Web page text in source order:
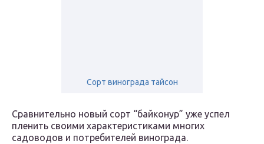
Сорт винограда тайсон
Сравнительно новый сорт “байконур” уже успел
пленить своими характеристиками многих
садоводов и потребителей винограда.